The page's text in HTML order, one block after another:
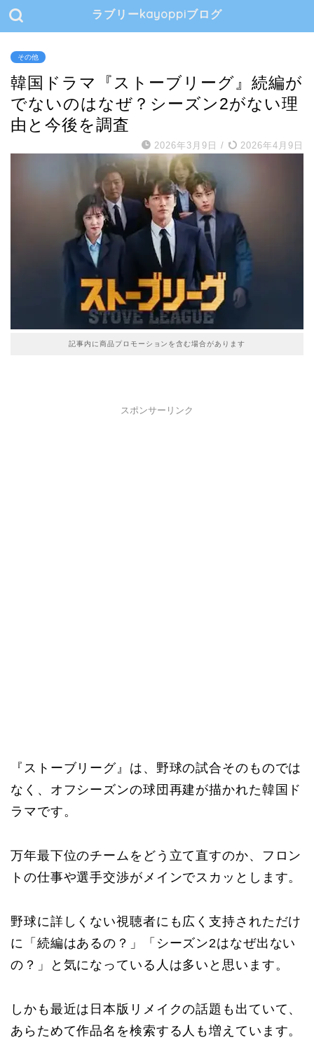
ラブリーkayoppiブログ
その他
韓国ドラマ『ストーブリーグ』続編が
でないのはなぜ？シーズン2がない理
由と今後を調査
2026年3月9日 / 2026年4月9日
記事内に商品プロモーションを含む場合があります
スポンサーリンク
『ストーブリーグ』は、野球の試合そのものでは
なく、オフシーズンの球団再建が描かれた韓国ド
ラマです。
万年最下位のチームをどう立て直すのか、フロン
トの仕事や選手交渉がメインでスカッとします。
野球に詳しくない視聴者にも広く支持されただけ
に「続編はあるの？」「シーズン2はなぜ出ない
の？」と気になっている人は多いと思います。
しかも最近は日本版リメイクの話題も出ていて、
あらためて作品名を検索する人も増えています。